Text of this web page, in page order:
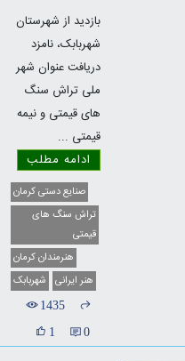
بازدید از شهرستان
شهربابک، نامزد
دریافت عنوان شهر
ملی تراش سنگ
های قیمتی و نیمه
قیمتی...
ادامه مطلب
صنایع دستی کرمان
تراش سنگ های
قیمتی
هنرمندان کرمان
شهربابک هنر ایرانی
1435